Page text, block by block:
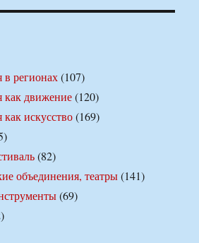
в регионах(107)
как движение(120)
как искусство(169)
(82)
объединения, театры(141)
(69)